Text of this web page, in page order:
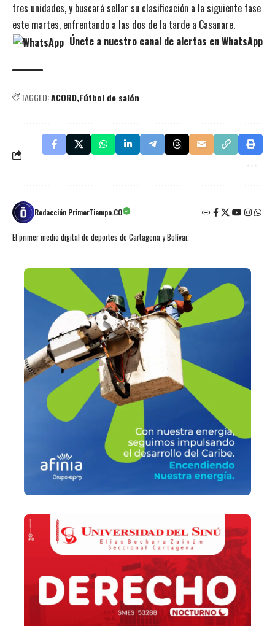
tres unidades, y buscará sellar su clasificación a la siguiente fase
este martes, enfrentando a las dos de la tarde a Casanare.
Únete a nuestro canal de alertas en WhatsApp
TAGGED:ACORD Fútbol de salón
Redacción PrimerTiempo.CO
El primer medio digital de deportes de Cartagena y Bolívar.